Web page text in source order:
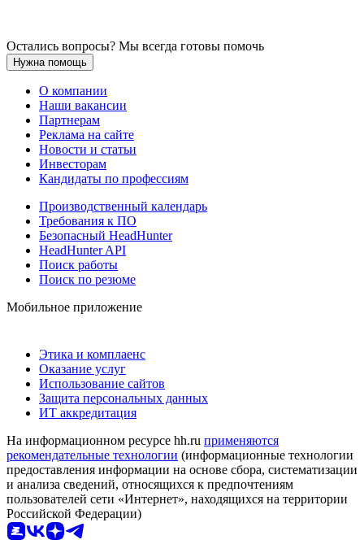
Остались вопросы? Мы всегда готовы помочь
Нужна помощь
О компании
Наши вакансии
Партнерам
Реклама на сайте
Новости и статьи
Инвесторам
Кандидаты по профессиям
Производственный календарь
Требования к ПО
Безопасный HeadHunter
HeadHunter API
Поиск работы
Поиск по резюме
Мобильное приложение
Этика и комплаенс
Оказание услуг
Использование сайтов
Защита персональных данных
ИТ аккредитация
На информационном ресурсе hh.ru применяются
рекомендательные технологии (информационные технологии
предоставления информации на основе сбора, систематизации
и анализа сведений, относящихся к предпочтениям
пользователей сети «Интернет», находящихся на территории
Российской Федерации)